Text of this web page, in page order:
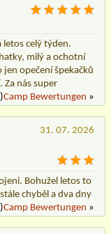
letos celý týden.
milý a ochotní
opečení špekačků
Za nás super
Camp Bewertungen »
31. 07. 2026
Bohužel letos to
chyběl a dva dny
Camp Bewertungen »